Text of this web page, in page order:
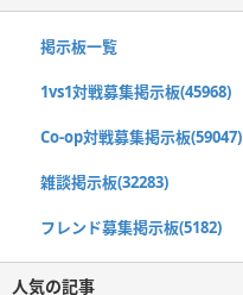
掲示板一覧
1vs1対戦募集掲示板(45968)
Co-op対戦募集掲示板(59047)
雑談掲示板(32283)
フレンド募集掲示板(5182)
人気の記事